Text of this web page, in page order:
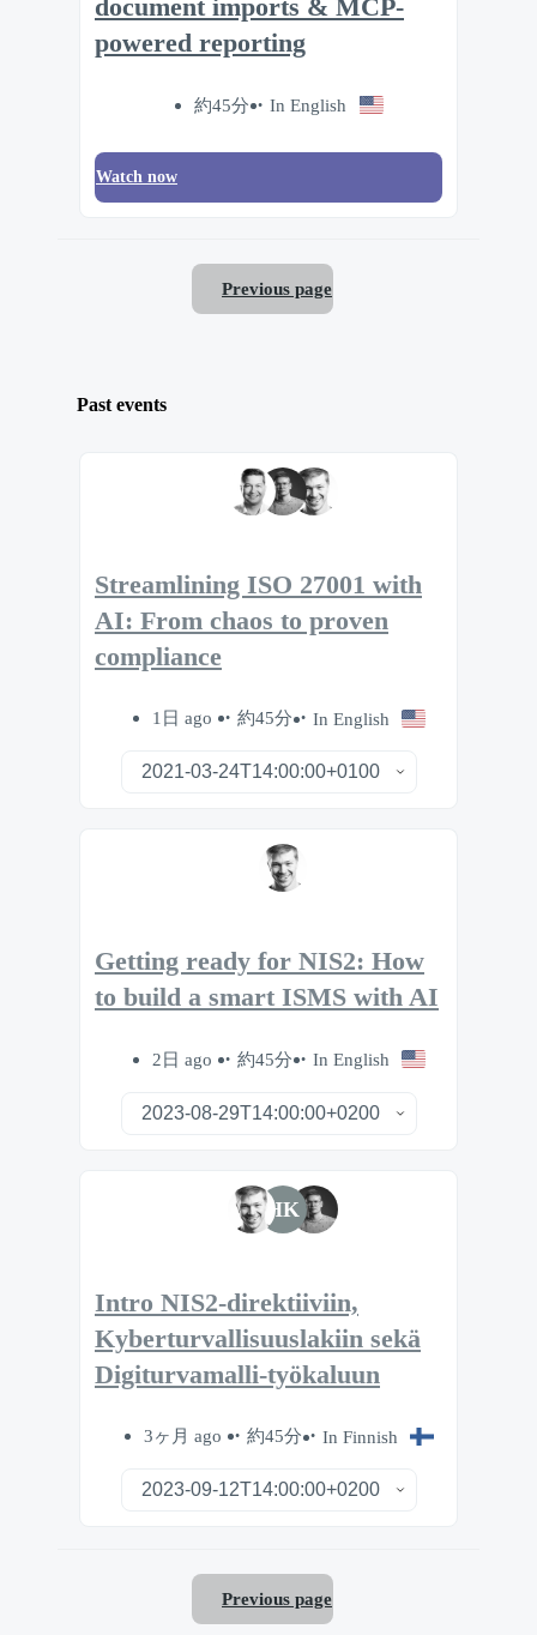
document imports & MCP-
powered reporting
約45分 In English
Watch now
Previous page
Past events
Streamlining ISO 27001 with
AI: From chaos to proven
compliance
1日 ago 約45分 In English
Getting ready for NIS2: How
to build a smart ISMS with AI
2日 ago 約45分 In English
HK
Intro NIS2-direktiiviin,
Kyberturvallisuuslakiin sekä
Digiturvamalli-työkaluun
3ヶ月 ago 約45分 In Finnish
Previous page